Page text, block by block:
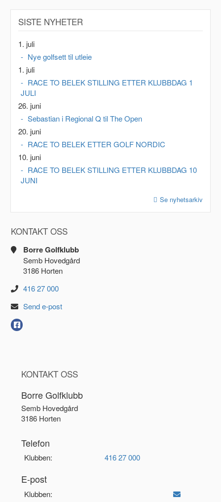
SISTE NYHETER
1. juli
Nye golfsett til utleie
1. juli
RACE TO BELEK STILLING ETTER KLUBBDAG 1
JULI
26. juni
Sebastian i Regional Q til The Open
20. juni
RACE TO BELEK ETTER GOLF NORDIC
10. juni
RACE TO BELEK STILLING ETTER KLUBBDAG 10
JUNI
Se nyhetsarkiv
KONTAKT OSS
Borre Golfklubb
Semb Hovedgård
3186 Horten
416 27 000
Send e-post
KONTAKT OSS
Borre Golfklubb
Semb Hovedgård
3186 Horten
Telefon
Klubben: 416 27 000
E-post
Klubben: